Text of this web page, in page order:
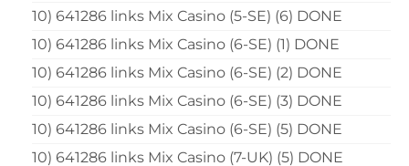
10) 641286 links Mix Casino (5-SE) (6) DONE
10) 641286 links Mix Casino (6-SE) (1) DONE
10) 641286 links Mix Casino (6-SE) (2) DONE
10) 641286 links Mix Casino (6-SE) (3) DONE
10) 641286 links Mix Casino (6-SE) (5) DONE
10) 641286 links Mix Casino (7-UK) (5) DONE